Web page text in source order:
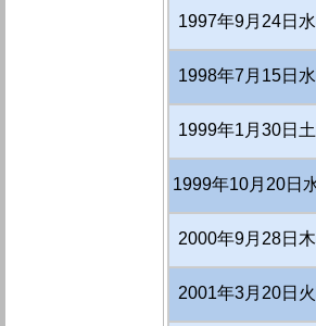
1997年9月24日
1998年7月15日
1999年1月30日
1999年10月20日
2000年9月28日
2001年3月20日